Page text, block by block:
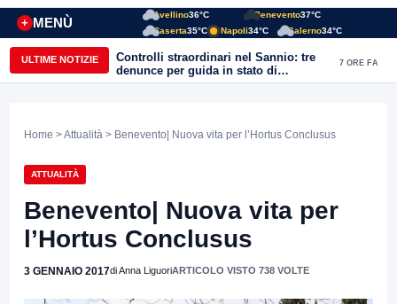
MENÙ
+
Avellino36°C Benevento37°C
Caserta35°C Napoli34°C Salerno34°C
ULTIME NOTIZIE
Controlli straordinari nel Sannio: tre
denunce per guida in stato di
ebbrezza, un arresto e 1.500 kg di
7 ORE FA
Home >Attualità > Benevento| Nuova vita per l’Hortus Conclusus
ATTUALITÀ
Benevento| Nuova vita per
l’Hortus Conclusus
3 GENNAIO 2017di Anna LiguoriARTICOLO VISTO 738 VOLTE